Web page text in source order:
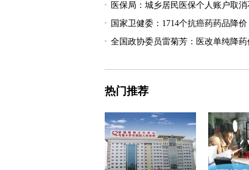
医保局：城乡居民医保个人账户取
国家卫健委：1714个抗癌药药品降
全国政协委员雷菊芳：医改单纯降药
热门推荐